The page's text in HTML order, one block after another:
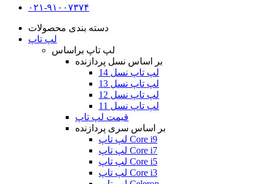
۰۲۱-۹۱۰۰۷۳۷۴
دسته بندی محصولات
لپ تاپ
لپ تاپ براساس
بر اساس نسل پردازنده
لپ تاپ نسل 14
لپ تاپ نسل 13
لپ تاپ نسل 12
لپ تاپ نسل 11
قیمت لپ تاپ
بر اساس سری پردازنده
لپ تاپ Core i9
لپ تاپ Core i7
لپ تاپ Core i5
لپ تاپ Core i3